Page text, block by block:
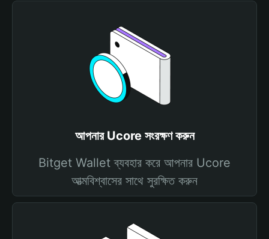
আপনার Ucore সংরক্ষণ করুন
Bitget Wallet ব্যবহার করে আপনার Ucore
আত্মবিশ্বাসের সাথে সুরক্ষিত করুন